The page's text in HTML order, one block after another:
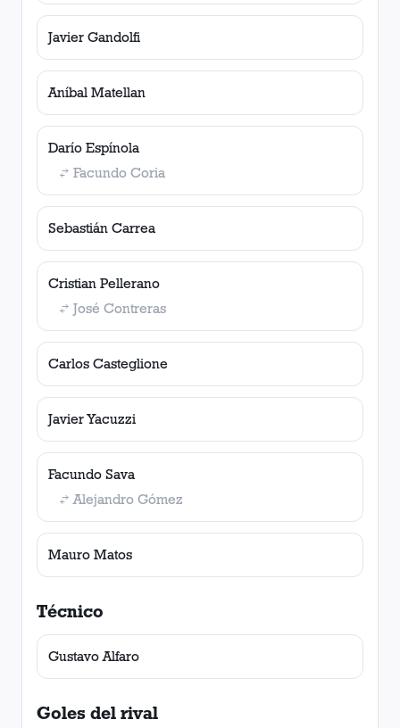
Javier Gandolfi
Aníbal Matellan
Darío Espínola
Facundo Coria
Sebastián Carrea
Cristian Pellerano
José Contreras
Carlos Casteglione
Javier Yacuzzi
Facundo Sava
Alejandro Gómez
Mauro Matos
Técnico
Gustavo Alfaro
Goles del rival